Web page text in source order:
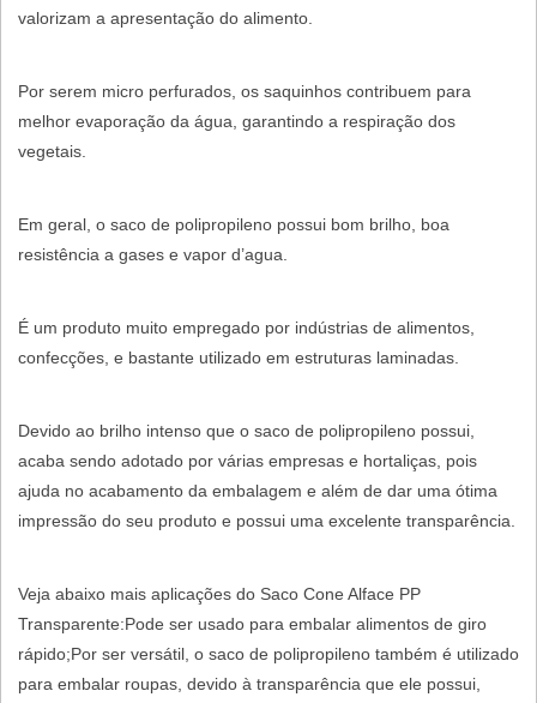
valorizam a apresentação do alimento.
Por serem micro perfurados, os saquinhos contribuem para
melhor evaporação da água, garantindo a respiração dos
vegetais.
Em geral, o saco de polipropileno possui bom brilho, boa
resistência a gases e vapor d’agua.
É um produto muito empregado por indústrias de alimentos,
confecções, e bastante utilizado em estruturas laminadas.
Devido ao brilho intenso que o saco de polipropileno possui,
acaba sendo adotado por várias empresas e hortaliças, pois
ajuda no acabamento da embalagem e além de dar uma ótima
impressão do seu produto e possui uma excelente transparência.
Veja abaixo mais aplicações do Saco Cone Alface PP
Transparente:Pode ser usado para embalar alimentos de giro
rápido;Por ser versátil, o saco de polipropileno também é utilizado
para embalar roupas, devido à transparência que ele possui,